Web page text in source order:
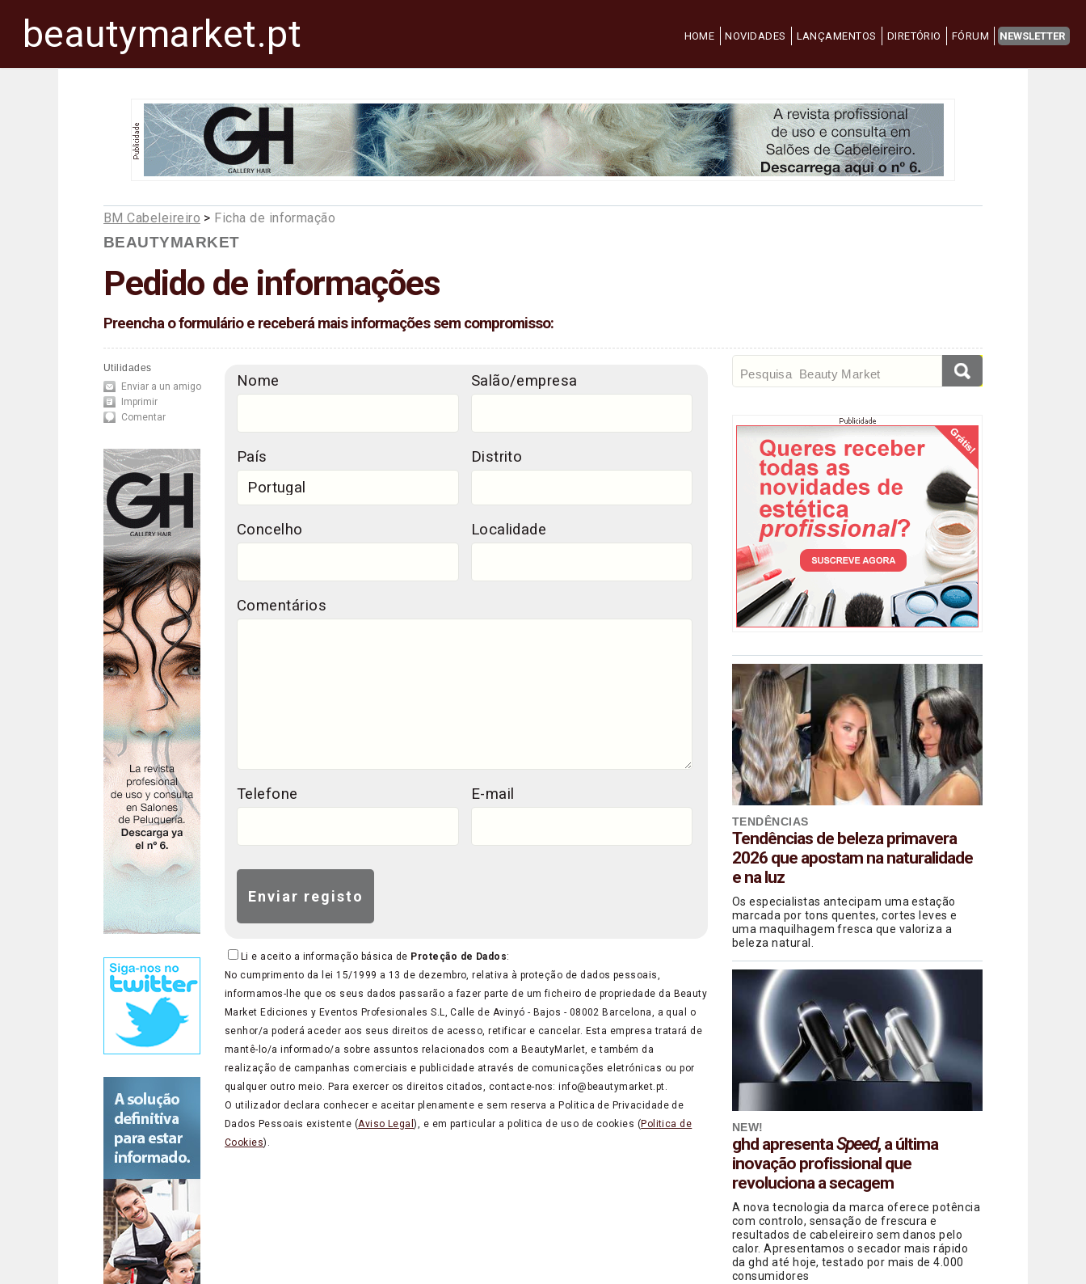
beautymarket.pt HOME NOVIDADES LANÇAMENTOS DIRETÓRIO FÓRUM NEWSLETTER
BM Cabeleireiro > Ficha de informação
BEAUTYMARKET
Pedido de informações
Preencha o formulário e receberá mais informações sem compromisso:
Utilidades
Enviar a un amigo
Imprimir
Comentar
TENDÊNCIAS
Tendências de beleza primavera
2026 que apostam na naturalidade
e na luz
Os especialistas antecipam uma estação
marcada por tons quentes, cortes leves e
uma maquilhagem fresca que valoriza a
beleza natural.
NEW!
ghd apresentaSpeed, a última
inovação profissional que
revoluciona a secagem
A nova tecnologia da marca oferece potência
com controlo, sensação de frescura e
resultados de cabeleireiro sem danos pelo
calor. Apresentamos o secador mais rápido
da ghd até hoje, testado por mais de 4.000
consumidores
Nome Salão/empresa
País Distrito
Concelho Localidade
Comentários
Telefone E-mail
Li e aceito a informação básica de Proteção de Dados:
No cumprimento da lei 15/1999 a 13 de dezembro, relativa à proteção de dados pessoais,
informamos-lhe que os seus dados passarão a fazer parte de um ficheiro de propriedade da Beauty
Market Ediciones y Eventos Profesionales S.L, Calle de Avinyó - Bajos - 08002 Barcelona, a qual o
senhor/a poderá aceder aos seus direitos de acesso, retificar e cancelar. Esta empresa tratará de
mantê-lo/a informado/a sobre assuntos relacionados com a BeautyMarlet, e também da
realização de campanhas comerciais e publicidade através de comunicações eletrónicas ou por
qualquer outro meio. Para exercer os direitos citados, contacte-nos: info@beautymarket.pt.
O utilizador declara conhecer e aceitar plenamente e sem reserva a Politica de Privacidade de
Dados Pessoais existente (Aviso Legal), e em particular a politica de uso de cookies (Politica de
Cookies).